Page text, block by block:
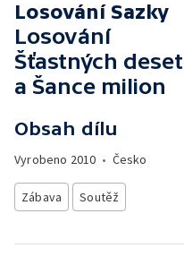
Losování Sazky
Losování
Šťastných deset
a Šance milion
Obsah dílu
Vyrobeno 2010 • Česko
Zábava Soutěž